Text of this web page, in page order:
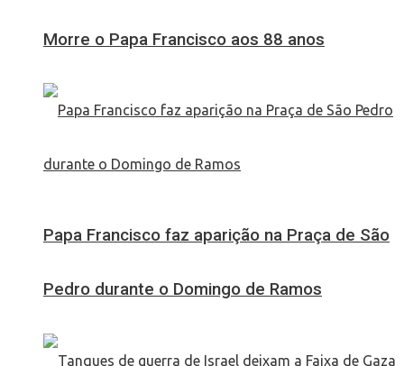
Morre o Papa Francisco aos 88 anos
Papa Francisco faz aparição na Praça de São
Pedro durante o Domingo de Ramos